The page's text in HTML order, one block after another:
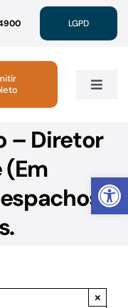
Abrir
LGPD
Toggle
– Diretor
×